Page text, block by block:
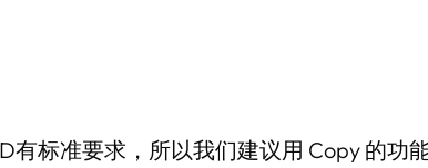
有标准要求，所以我们建议用 Copy 的功